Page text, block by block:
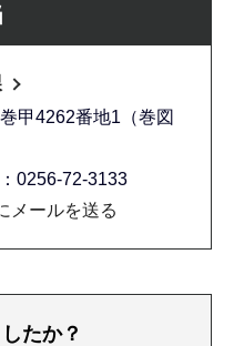
甲4262番地1（巻図
0256-72-3133
メールを送る
たか？